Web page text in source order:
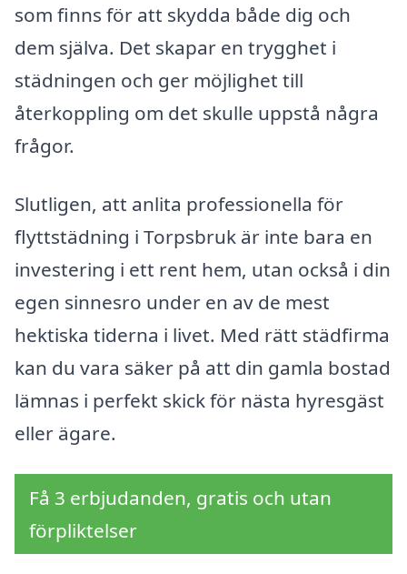
som finns för att skydda både dig och
dem själva. Det skapar en trygghet i
städningen och ger möjlighet till
återkoppling om det skulle uppstå några
frågor.
Slutligen, att anlita professionella för
flyttstädning i Torpsbruk är inte bara en
investering i ett rent hem, utan också i din
egen sinnesro under en av de mest
hektiska tiderna i livet. Med rätt städfirma
kan du vara säker på att din gamla bostad
lämnas i perfekt skick för nästa hyresgäst
eller ägare.
Få 3 erbjudanden, gratis och utan
förpliktelser